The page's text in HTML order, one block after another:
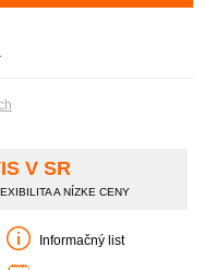
V SR
A NÍZKE CENY
Informačný list